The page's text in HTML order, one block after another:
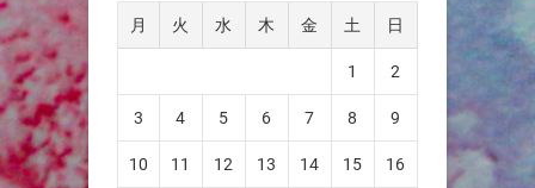
月 火 水 木 金 土 日
1 2
3 4 5 6 7 8 9
10 11 12 13 14 15 16